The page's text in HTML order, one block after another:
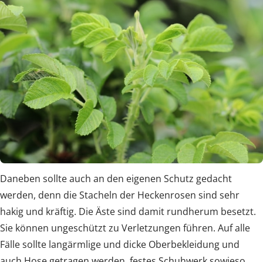
Daneben sollte auch an den eigenen Schutz gedacht
werden, denn die Stacheln der Heckenrosen sind sehr
hakig und kräftig. Die Äste sind damit rundherum besetzt.
Sie können ungeschützt zu Verletzungen führen. Auf alle
Fälle sollte langärmlige und dicke Oberbekleidung und